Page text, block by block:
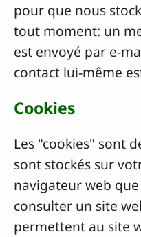
pour que nous
tout moment: un
est envoyé par e-
contact lui-même
Cookies
Les "cookies" sont
sont stockés sur
navigateur web
consulter un site
permettent au site